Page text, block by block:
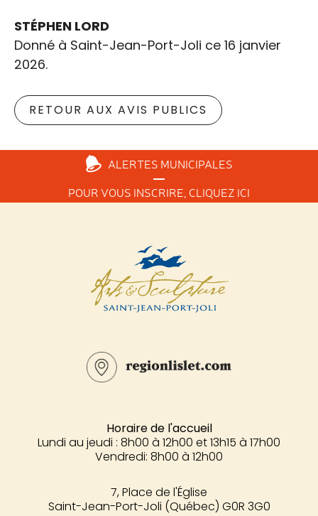
STÉPHEN LORD
Donné à Saint-Jean-Port-Joli ce 16 janvier
2026.
RETOUR AUX AVIS PUBLICS
ALERTES MUNICIPALES
POUR VOUS INSCRIRE, CLIQUEZ ICI
Horaire de l'accueil
Lundi au jeudi : 8h00 à 12h00 et 13h15 à 17h00
Vendredi: 8h00 à 12h00
7, Place de l'Église
Saint-Jean-Port-Joli (Québec) G0R 3G0